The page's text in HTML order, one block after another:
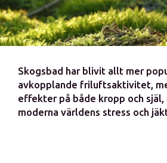
Skogsbad har blivit allt mer
avkopplande friluftsaktivitet,
effekter på både kropp och själ,
moderna världens stress och